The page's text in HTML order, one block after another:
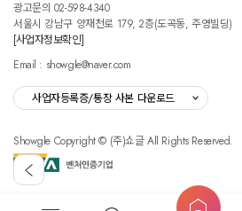
홈
버
뒤
가
광고문의 02-598-4340
서울시 강남구 양재천로 179, 2층(도곡동, 주영빌딩)
[사업자정보확인]
Email : showgle@naver.com
사업자등록증/통장 사본 다운로드
Showgle Copyright © (주)쇼글 All Rights Reserved.